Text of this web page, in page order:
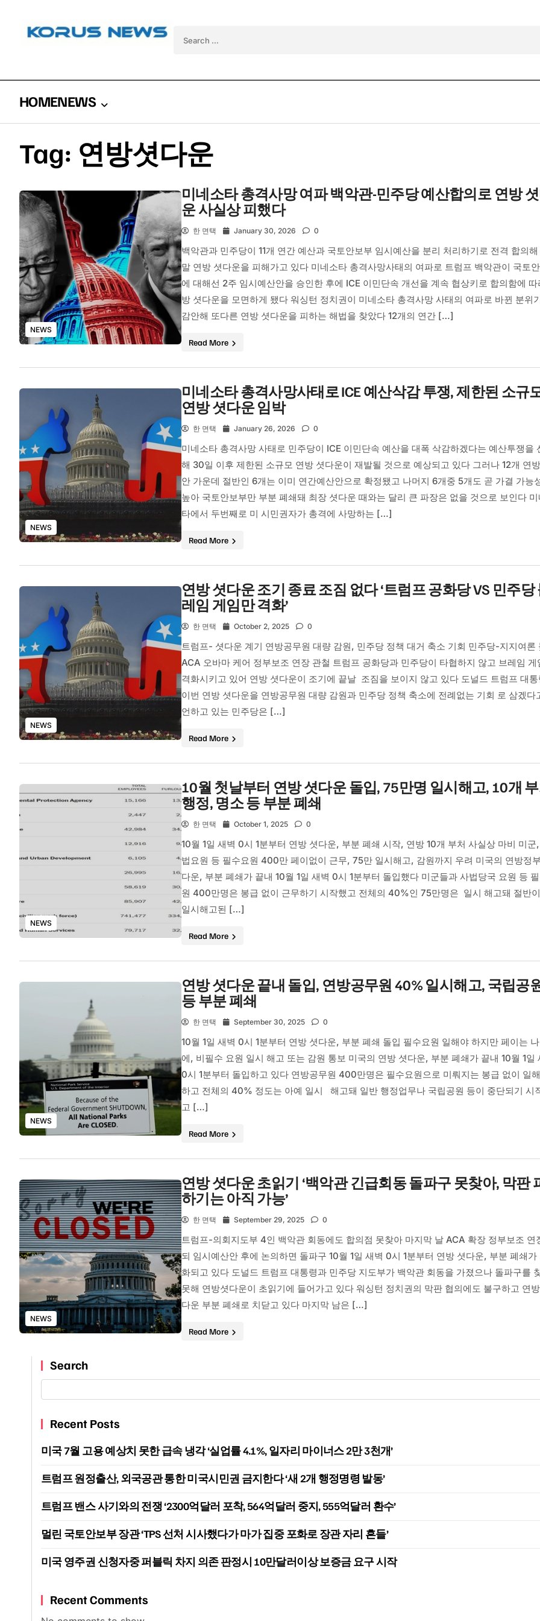
HOMENEWS
Tag: 연방셧다운
NEWS
미네소타 총격사망 여파 백악관-민주당 예산합의로 연방
운 사실상 피했다
한 면택 January 30, 2026 0
백악관과 민주당이 11개 연간 예산과 국토안보부 임시예산을 분리 처리하기로 전격 합의해
말 연방 셧다운을 피해가고 있다 미네소타 총격사망사태의 여파로 트럼프 백악관이 국토
에 대해선 2주 임시예산안을 승인한 후에 ICE 이민단속 개선을 계속 협상키로 합의함에 따
방 셧다운을 모면하게 됐다 워싱턴 정치권이 미네소타 총격사망 사태의 여파로 바뀐 분위
감안해 또다른 연방 셧다운을 피하는 해법을 찾았다 12개의 연간 […]
Read More
NEWS
미네소타 총격사망사태로 ICE 예산삭감 투쟁, 제한된 소규
연방 셧다운 임박
한 면택 January 26, 2026 0
미네소타 총격사망 사태로 민주당이 ICE 이민단속 예산을 대폭 삭감하겠다는 예산투쟁을
해 30일 이후 제한된 소규모 연방 셧다운이 재발될 것으로 예상되고 있다 그러나 12개 연
안 가운데 절반인 6개는 이미 연간예산안으로 확정됐고 나머지 6개중 5개도 곧 가결 가능
높아 국토안보부만 부분 폐쇄돼 최장 셧다운 때와는 달리 큰 파장은 없을 것으로 보인다 미
타에서 두번째로 미 시민권자가 총격에 사망하는 […]
Read More
NEWS
연방 셧다운 조기 종료 조짐 없다 ‘트럼프 공화당 VS 민주당
레임 게임만 격화’
한 면택 October 2, 2025 0
트럼프- 셧다운 계기 연방공무원 대량 감원, 민주당 정책 대거 축소 기회 민주당-지지여론
ACA 오바마 케어 정부보조 연장 관철 트럼프 공화당과 민주당이 타협하지 않고 브레임 게
격화시키고 있어 연방 셧다운이 조기에 끝날 조짐을 보이지 않고 있다 도널드 트럼프 대통
이번 연방 셧다운을 연방공무원 대량 감원과 민주당 정책 축소에 전례없는 기회 로 삼겠다
언하고 있는 민주당은 […]
Read More
NEWS
10월 첫날부터 연방 셧다운 돌입, 75만명 일시해고, 10개
행정, 명소 등 부분 폐쇄
한 면택 October 1, 2025 0
10월 1일 새벽 0시 1분부터 연방 셧다운, 부분 폐쇄 시작, 연방 10개 부처 사실상 마비 미군
법요원 등 필수요원 400만 페이없이 근무, 75만 일시해고, 감원까지 우려 미국의 연방정
다운, 부분 폐쇄가 끝내 10월 1일 새벽 0시 1분부터 돌입했다 미군들과 사법당국 요원 등
원 400만명은 봉급 없이 근무하기 시작했고 전체의 40%인 75만명은 일시 해고돼 절반
일시해고된 […]
Read More
NEWS
연방 셧다운 끝내 돌입, 연방공무원 40% 일시해고, 국립공
등 부분 폐쇄
한 면택 September 30, 2025 0
10월 1일 새벽 0시 1분부터 연방 셧다운, 부분 폐쇄 돌입 필수요원 일해야 하지만 페이는
에, 비필수 요원 일시 해고 또는 감원 통보 미국의 연방 셧다운, 부분 폐쇄가 끝내 10월 1일
0시 1분부터 돌입하고 있다 연방공무원 400만명은 필수요원으로 미뤄지는 봉급 없이 일
하고 전체의 40% 정도는 아예 일시 해고돼 일반 행정업무나 국립공원 등이 중단되기 시
고 […]
Read More
NEWS
연방 셧다운 초읽기 ‘백악관 긴급회동 돌파구 못찾아, 막판
하기는 아직 가능’
한 면택 September 29, 2025 0
트럼프-의회지도부 4인 백악관 회동에도 합의점 못찾아 마지막 날 ACA 확장 정부보조 연
되 임시예산안 후에 논의하면 돌파구 10월 1일 새벽 0시 1분부터 연방 셧다운, 부분 폐쇄가
화되고 있다 도널드 트럼프 대통령과 민주당 지도부가 백악관 회동을 가졌으나 돌파구를
못해 연방셧다운이 초읽기에 들어가고 있다 워싱턴 정치권의 막판 협의에도 불구하고 연
다운 부분 폐쇄로 치닫고 있다 마지막 남은 […]
Read More
Search
Recent Posts
미국 7월 고용 예상치 못한 급속 냉각 ‘실업률 4.1%, 일자리 마이너스 2만 3천개’
트럼프 원정출산, 외국공관 통한 미국시민권 금지한다 ‘새 2개 행정명령 발동’
트럼프 밴스 사기와의 전쟁 ‘2300억달러 포착, 564억달러 중지, 555억달러 환수’
멀린 국토안보부 장관 ‘TPS 선처 시사했다가 마가 집중 포화로 장관 자리 흔들’
미국 영주권 신청자중 퍼블릭 차지 의존 판정시 10만달러이상 보증금 요구 시작
Recent Comments